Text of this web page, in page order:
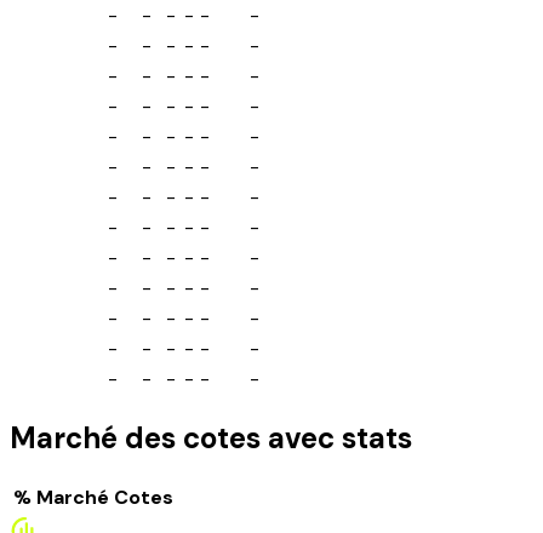
-
- - - -
-
-
- - - -
-
-
- - - -
-
-
- - - -
-
-
- - - -
-
-
- - - -
-
-
- - - -
-
-
- - - -
-
-
- - - -
-
-
- - - -
-
-
- - - -
-
-
- - - -
-
-
- - - - -
Marché des cotes avec stats
% Marché Cotes